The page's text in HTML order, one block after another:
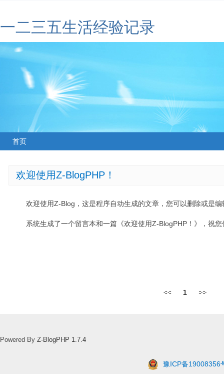
一二三五生活经验记录
首页
欢迎使用Z-BlogPHP！
欢迎使用Z-Blog，这是程序自动生成的文章，您可以删除或是编
系统生成了一个留言本和一篇《欢迎使用Z-BlogPHP！》，祝
<< 1 >>
Powered By Z-BlogPHP 1.7.4
豫ICP备19008356